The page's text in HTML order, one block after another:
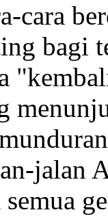
cara
bagi
jalan